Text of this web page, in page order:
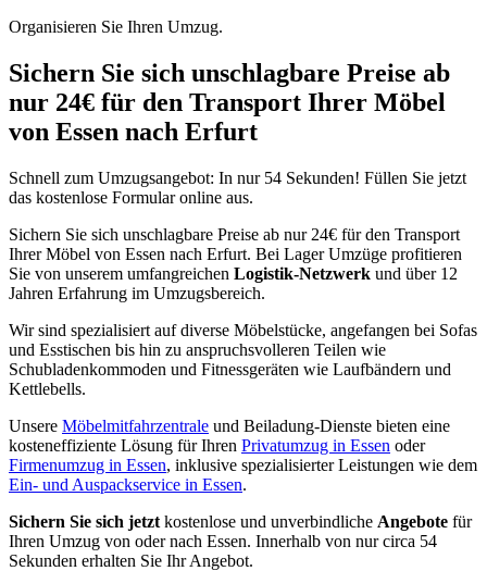
Organisieren Sie Ihren Umzug.
Sichern Sie sich unschlagbare Preise ab
nur 24€ für den Transport Ihrer Möbel
von Essen nach Erfurt
Schnell zum Umzugsangebot: In nur 54 Sekunden! Füllen Sie jetzt
das kostenlose Formular online aus.
Sichern Sie sich unschlagbare Preise ab nur 24€ für den Transport
Ihrer Möbel von Essen nach Erfurt. Bei Lager Umzüge profitieren
Sie von unserem umfangreichen Logistik-Netzwerk und über 12
Jahren Erfahrung im Umzugsbereich.
Wir sind spezialisiert auf diverse Möbelstücke, angefangen bei Sofas
und Esstischen bis hin zu anspruchsvolleren Teilen wie
Schubladenkommoden und Fitnessgeräten wie Laufbändern und
Kettlebells.
Unsere Möbelmitfahrzentrale und Beiladung-Dienste bieten eine
kosteneffiziente Lösung für Ihren Privatumzug in Essen oder
Firmenumzug in Essen, inklusive spezialisierter Leistungen wie dem
Ein- und Auspackservice in Essen.
Sichern Sie sich jetzt kostenlose und unverbindliche Angebote für
Ihren Umzug von oder nach Essen. Innerhalb von nur circa 54
Sekunden erhalten Sie Ihr Angebot.